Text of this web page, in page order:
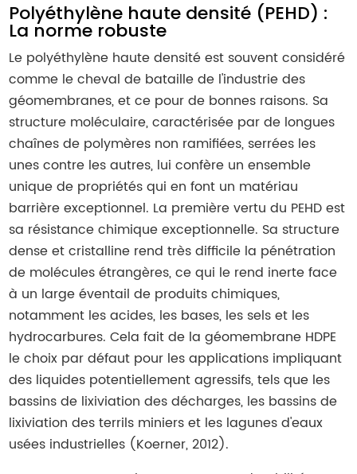
Polyéthylène haute densité (PEHD) :
La norme robuste
Le polyéthylène haute densité est souvent considéré
comme le cheval de bataille de l'industrie des
géomembranes, et ce pour de bonnes raisons. Sa
structure moléculaire, caractérisée par de longues
chaînes de polymères non ramifiées, serrées les
unes contre les autres, lui confère un ensemble
unique de propriétés qui en font un matériau
barrière exceptionnel. La première vertu du PEHD est
sa résistance chimique exceptionnelle. Sa structure
dense et cristalline rend très difficile la pénétration
de molécules étrangères, ce qui le rend inerte face
à un large éventail de produits chimiques,
notamment les acides, les bases, les sels et les
hydrocarbures. Cela fait de la géomembrane HDPE
le choix par défaut pour les applications impliquant
des liquides potentiellement agressifs, tels que les
bassins de lixiviation des décharges, les bassins de
lixiviation des terrils miniers et les lagunes d'eaux
usées industrielles (Koerner, 2012).